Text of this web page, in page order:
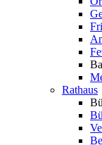
Rathaus